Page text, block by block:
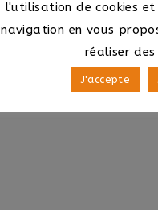
l'utilisation de cookies
navigation en vous
réaliser
J'accepte